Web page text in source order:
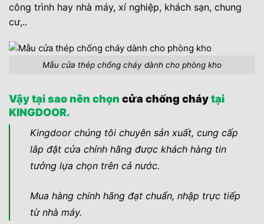
công trình hay nhà máy, xí nghiệp, khách sạn, chung
cư,..
Mẫu cửa thép chống cháy dành cho phòng kho
Vậy tại sao nên chọn cửa chống cháytại
KINGDOOR.
Kingdoor chúng tôi chuyên sản xuất, cung cấp
lắp đặt cửa chính hãng được khách hàng tin
tưởng lựa chọn trên cả nước.
Mua hàng chính hãng đạt chuẩn, nhập trực tiếp
từ nhà máy.